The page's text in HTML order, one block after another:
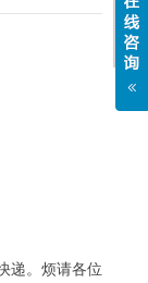
递。烦请各位